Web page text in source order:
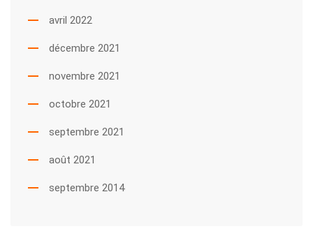
avril 2022
décembre 2021
novembre 2021
octobre 2021
septembre 2021
août 2021
septembre 2014